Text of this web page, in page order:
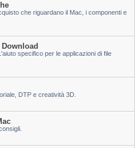
che riguardano il Mac, i componenti e
specifico per le applicazioni di file
DTP e creatività 3D.